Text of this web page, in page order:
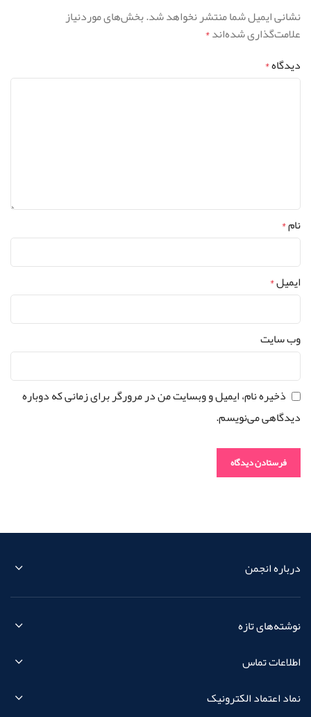
نشانی ایمیل شما منتشر نخواهد شد.بخش‌های موردنیاز
علامت‌گذاری شده‌اند*
دیدگاه*
نام*
ایمیل*
وب‌ سایت
ذخیره نام، ایمیل و وبسایت من در مرورگر برای زمانی که دوباره
دیدگاهی می‌نویسم.
درباره انجمن
نوشته‌های تازه
اطلاعات تماس
نماد اعتماد الکترونیک